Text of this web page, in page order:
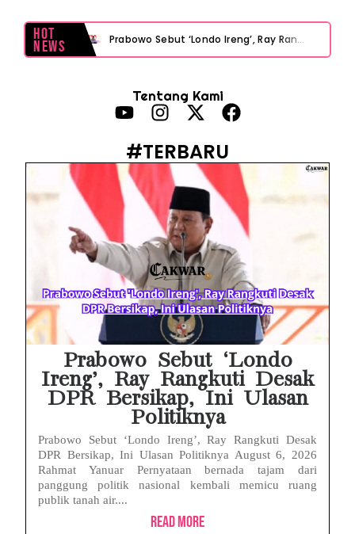
Hot
News Prabowo Sebut ‘Londo Ireng’, Ray Rangkuti Desak DPR Bersikap, Ini Ulasan Politiknya
Baterai Apple Watch Cepat Boros? Ini Penyebab dan Cara Mengatasinya
HP Huawei Cepat Panas? Ini Penyebab Utama dan Cara Mengatasinya
HP Realme Kena Air Tidak Bisa Dicas? Jangan Langsung Charge, Ini Solusinya
Eks Jampidsus Febrie Adriansyah Tersangka Korupsi Asabri Tapi Masih Terima Gaji: Mengapa Begitu?
Tentang Kami
#TERBARU
Prabowo Sebut ‘Londo
Ireng’, Ray Rangkuti Desak
DPR Bersikap, Ini Ulasan
Politiknya
Prabowo Sebut ‘Londo Ireng’, Ray Rangkuti Desak
DPR Bersikap, Ini Ulasan Politiknya August 6, 2026
Rahmat Yanuar Pernyataan bernada tajam dari
panggung politik nasional kembali memicu ruang
publik tanah air....
Read More